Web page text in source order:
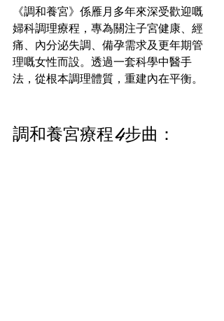
《調和養宮》係雁月多年來深受歡迎嘅
婦科調理療程，專為關注子宮健康、經
痛、內分泌失調、備孕需求及更年期管
理嘅女性而設。透過一套科學中醫手
法，從根本調理體質，重建內在平衡。
調和養宮療程4步曲：